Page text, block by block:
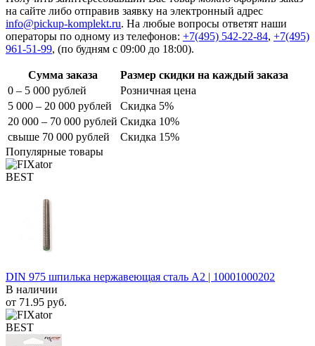
на сайте либо отправив заявку на электронный адрес
info@pickup-komplekt.ru. На любые вопросы ответят наши
операторы по одному из телефонов: +7(495) 542-22-84, +7(495)
961-51-99, (по будням с 09:00 до 18:00).
Сумма заказа
Размер скидки на каждый заказа
0 – 5 000 рублей
Розничная цена
5 000 – 20 000 рублей
Скидка 5%
20 000 – 70 000 рублей Скидка 10%
свыше 70 000 рублей
Скидка 15%
Популярные товары
BEST
DIN 975 шпилька нержавеющая сталь A2 | 10001000202
В наличии
от 71.95 руб.
BEST